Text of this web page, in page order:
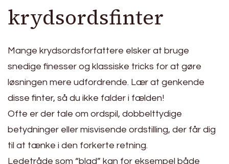
krydsordsfinter
Mange krydsordsforfattere elsker at bruge
snedige finesser og klassiske tricks for at gøre
løsningen mere udfordrende. Lær at genkende
disse finter, så du ikke falder i fælden!
Ofte er der tale om ordspil, dobbelttydige
betydninger eller misvisende ordstilling, der får dig
til at tænke i den forkerte retning.
Ledetråde som “blad” kan for eksempel både